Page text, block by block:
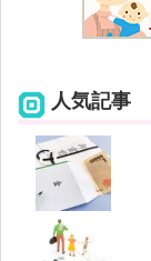
人気記事